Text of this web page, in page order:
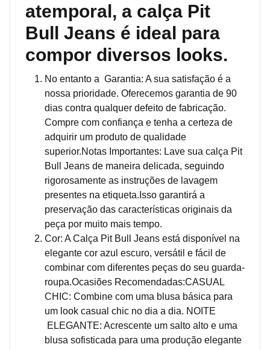
atemporal, a calça Pit
Bull Jeans é ideal para
compor diversos looks.
No entanto a Garantia: A sua satisfação é a
nossa prioridade. Oferecemos garantia de 90
dias contra qualquer defeito de fabricação.
Compre com confiança e tenha a certeza de
adquirir um produto de qualidade
superior.Notas Importantes: Lave sua calça Pit
Bull Jeans de maneira delicada, seguindo
rigorosamente as instruções de lavagem
presentes na etiqueta.Isso garantirá a
preservação das características originais da
peça por muito mais tempo.
Cor: A Calça Pit Bull Jeans está disponível na
elegante cor azul escuro, versátil e fácil de
combinar com diferentes peças do seu guarda-
roupa.Ocasiões Recomendadas:CASUAL
CHIC: Combine com uma blusa básica para
um look casual chic no dia a dia. NOITE
ELEGANTE: Acrescente um salto alto e uma
blusa sofisticada para uma produção elegante